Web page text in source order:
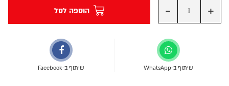
+
- הוספה לסל
שיתוף ב-WhatsApp שיתוף ב-Facebook